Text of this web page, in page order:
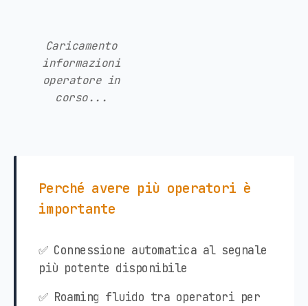
Caricamento
informazioni
operatore in
corso...
Perché avere più operatori è
importante
✅ Connessione automatica al segnale
più potente disponibile
✅ Roaming fluido tra operatori per